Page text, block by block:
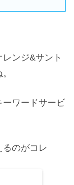
ンジ&サント
ーワードサービ
のがコレ